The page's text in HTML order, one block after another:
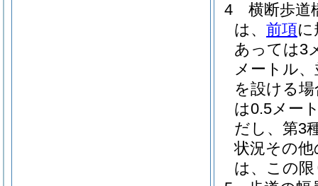
4
横断歩道
は、 前項に
あっては3
メートル
を設ける
は0.5メー
だし、第3
状況その
は、この